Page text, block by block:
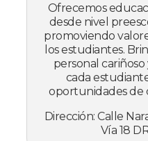
Ofrecemos
desde nivel
promoviendo
los estudiantes.
personal
cada
oportunidades de
Dirección: Calle
Vía 18